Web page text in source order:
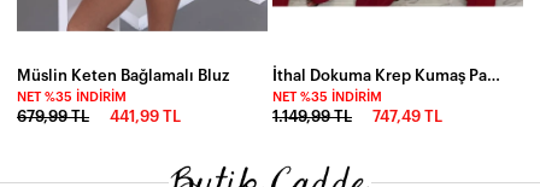
Müslin Keten Bağlamalı Bluz
NET %35 İNDIRIM
679,99 TL 441,99 TL
İthal Dokuma Krep Kumaş Pantolonlu Takım
NET %35 İNDIRIM
1.149,99 TL 747,49 TL